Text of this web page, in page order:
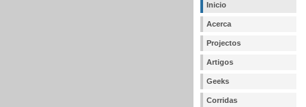
Inicio
Acerca
Projectos
Artigos
Geeks
Corridas